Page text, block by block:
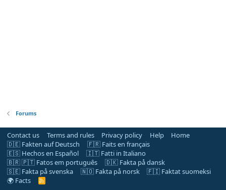
Forums
Contact us Terms and rules Privacy policy Help
Home
🇩🇪 Fakten auf Deutsch
🇫🇷 Faits en français
🇪🇸 Hechos en Español
🇮🇹 Fatti in Italiano
🇧🇷 🇵🇹 Fatos em português
🇩🇰 Fakta på dansk
🇸🇪 Fakta på svenska
🇳🇴 Fakta på norsk
🇫🇮 Faktat suomeksi
🌍 Facts
R